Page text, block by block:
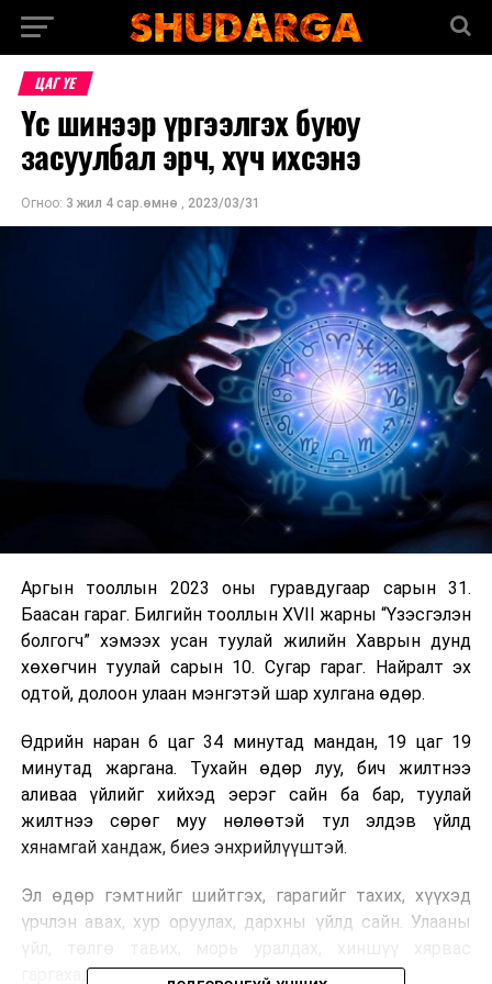
ЦАГ ҮЕ
Үс шинээр үргээлгэх буюу
засуулбал эрч, хүч ихсэнэ
Огноо: 3 жил 4 сар.өмнө , 2023/03/31
Аргын тооллын 2023 оны гуравдугаар сарын 31.
Баасан гараг. Билгийн тооллын XVII жарны “Үзэсгэлэн
болгогч” хэмээх усан туулай жилийн Хаврын дунд
хөхөгчин туулай сарын 10. Сугар гараг. Найралт эх
одтой, долоон улаан мэнгэтэй шар хулгана өдөр.
Өдрийн наран 6 цаг 34 минутад мандан, 19 цаг 19
минутад жаргана. Тухайн өдөр луу, бич жилтнээ
аливаа үйлийг хийхэд эерэг сайн ба бар, туулай
жилтнээ сөрөг муу нөлөөтэй тул элдэв үйлд
хянамгай хандаж, биеэ энхрийлүүштэй.
Эл өдөр гэмтнийг шийтгэх, гарагийг тахих, хүүхэд
үрчлэн авах, хур оруулах, дархны үйлд сайн. Улааны
гаргахад муу.